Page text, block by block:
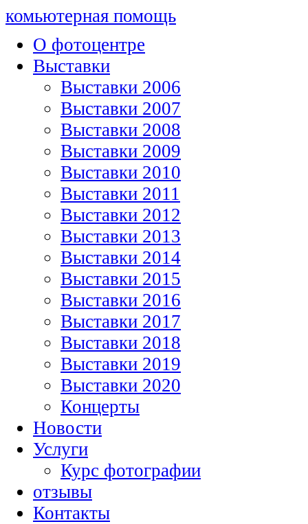
комьютерная помощь
О фотоцентре
Выставки
Выставки 2006
Выставки 2007
Выставки 2008
Выставки 2009
Выставки 2010
Выставки 2011
Выставки 2012
Выставки 2013
Выставки 2014
Выставки 2015
Выставки 2016
Выставки 2017
Выставки 2018
Выставки 2019
Выставки 2020
Концерты
Новости
Услуги
Курс фотографии
отзывы
Контакты